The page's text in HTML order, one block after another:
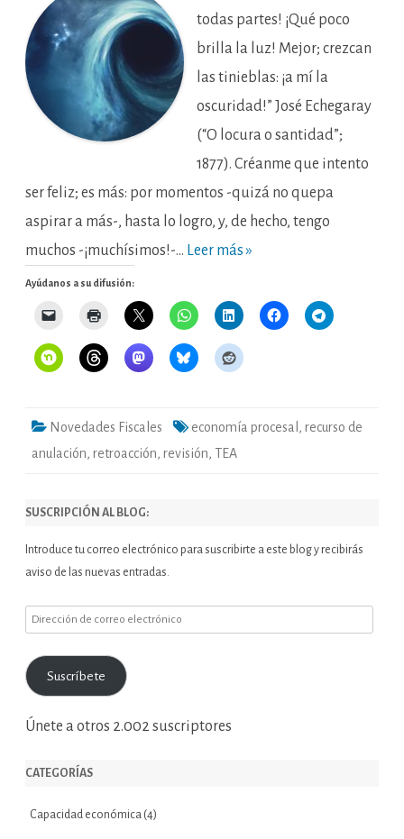
en
tres
el
todas partes! ¡Qué poco
brilla la luz! Mejor; crezcan
las tinieblas: ¡a mí la
oscuridad!” José Echegaray
(“O locura o santidad”;
1877). Créanme que intento
ser feliz; es más: por momentos -quizá no quepa
aspirar a más-, hasta lo logro, y, de hecho, tengo
muchos -¡muchísimos!-… Leer más »
Ayúdanos a su difusión:
Novedades Fiscales economía procesal , recurso de
anulación, retroacción, revisión, TEA
SUSCRIPCIÓN AL BLOG:
Introduce tu correo electrónico para suscribirte a este blog y recibirás
aviso de las nuevas entradas.
Dirección
correo
electrónico
Suscríbete
Únete a otros 2.002 suscriptores
CATEGORÍAS
Capacidad económica (4)